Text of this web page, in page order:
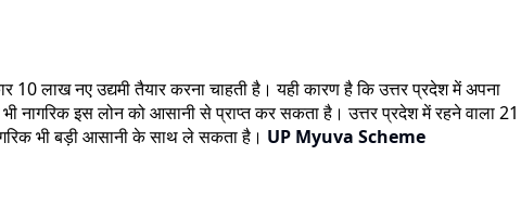
लाख नए उद्यमी तैयार करना चाहती है। यही कारण है कि उत्तर प्रदेश में अपना
नागरिक इस लोन को आसानी से प्राप्त कर सकता है। उत्तर प्रदेश में रहने वाला 21
भी बड़ी आसानी के साथ ले सकता है। UP Myuva Scheme